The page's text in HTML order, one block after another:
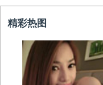
精彩热图